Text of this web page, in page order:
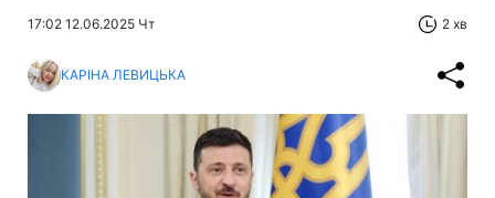
17:02 12.06.2025 Чт 2 хв
КАРІНА ЛЕВИЦЬКА